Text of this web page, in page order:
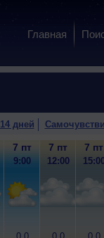
Главная
14 дней
7 пт
9:00
7 пт
12:00
7 пт